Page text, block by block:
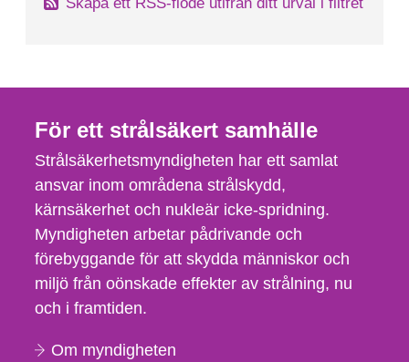
För ett strålsäkert samhälle
Strålsäkerhetsmyndigheten har ett samlat
ansvar inom områdena strålskydd,
kärnsäkerhet och nukleär icke-spridning.
Myndigheten arbetar pådrivande och
förebyggande för att skydda människor och
miljö från oönskade effekter av strålning, nu
och i framtiden.
Om myndigheten